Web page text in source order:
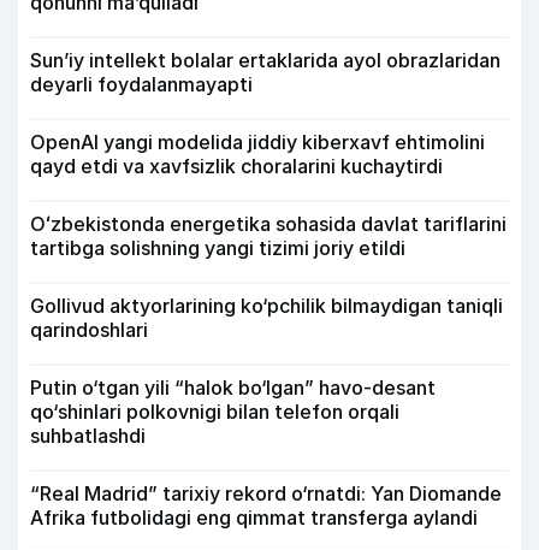
Sun’iy intellekt bolalar ertaklarida ayol obrazlaridan
deyarli foydalanmayapti
OpenAI yangi modelida jiddiy kiberxavf ehtimolini
qayd etdi va xavfsizlik choralarini kuchaytirdi
Oʻzbekistonda energetika sohasida davlat tariflarini
tartibga solishning yangi tizimi joriy etildi
Gollivud aktyorlarining ko‘pchilik bilmaydigan taniqli
qarindoshlari
Putin o‘tgan yili “halok bo‘lgan” havo-desant
qo‘shinlari polkovnigi bilan telefon orqali
suhbatlashdi
“Real Madrid” tarixiy rekord o‘rnatdi: Yan Diomande
Afrika futbolidagi eng qimmat transferga aylandi